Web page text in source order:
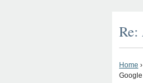
Re:
Home ›